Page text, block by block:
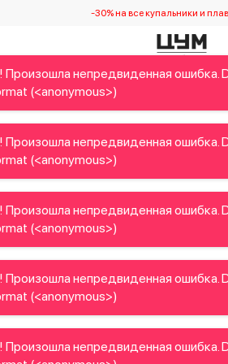
-30% на все купальники и
Home&Gifts Украинские
Произошла непредвиденная ошибка.
(<anonymous>)
Произошла непредвиденная ошибка.
(<anonymous>)
Произошла непредвиденная ошибка.
(<anonymous>)
Произошла непредвиденная ошибка.
(<anonymous>)
Произошла непредвиденная ошибка.